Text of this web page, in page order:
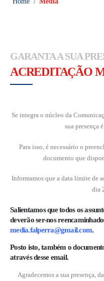
/
GARANTA A SUA
ACREDITAÇÃO
Se integra o núcleo da
sua presença
Para isso, é necessário o
documento que
Informamos que a data limite de
dia
Salientamos que todos os
deverão ser-nos
media.falperra@gmail.com.
Posto isto, também o
através desse email.
Agradecemos a sua presença,